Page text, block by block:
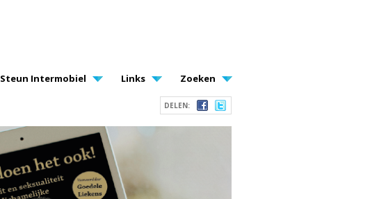
Steun Intermobiel Links Zoeken
DELEN: